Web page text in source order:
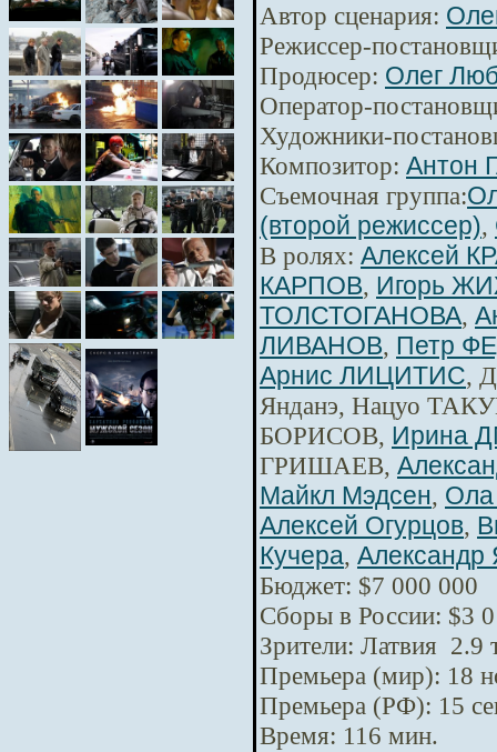
Автор сценария:
Режиссер-
Продюсер: Олег
Оператор-
Художники-
Композитор: Антон
Съемочная группа:
(второй режиссер),
В ролях: Алексей
КАРПОВ, Игорь
ТОЛСТОГАНОВА,
ЛИВАНОВ, Петр
Арнис ЛИЦИТИС,
Янданэ, Нацуо
БОРИСОВ, Ирина
ГРИШАЕВ,
Майкл Мэдсен, Ола
Алексей Огурцов,
Кучера, Александр
Бюджет: $7 000 000
Сборы в России: $3
Зрители: Латвия 2.9
Премьера (мир): 18
Премьера (РФ): 15
Время: 116 мин.